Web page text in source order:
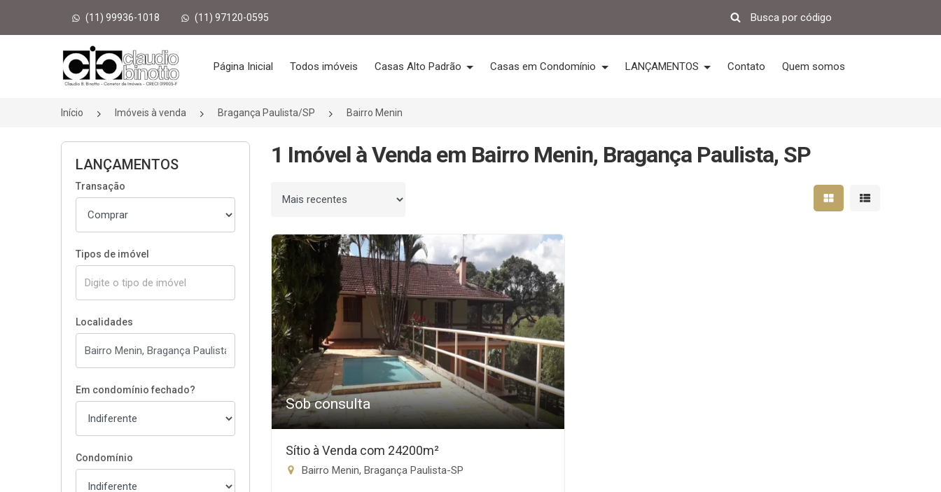
(11) 99936-1018 (11) 97120-0595
Página inicial
Página Inicial Todos imóveis Casas Alto Padrão Casas em Condomínio LANÇAMENTOS Contato Quem somos
Início Imóveis à venda Bragança Paulista/SP Bairro Menin
LANÇAMENTOS
Transação
Tipos de imóvel
Localidades
Em condomínio fechado?
Condomínio
1 Imóvel à Venda em Bairro Menin, Bragança Paulista, SP
Ordenar por Mostrar resultados em
Mostrar
Sob consulta
Sítio à Venda com 24200m²
Bairro Menin, Bragança Paulista-SP